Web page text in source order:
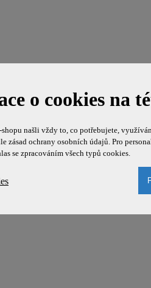
o cookies na
shopu našli vždy to, co potřebujete,
zásad ochrany osobních údajů. Pro
se zpracováním všech typů cookies.